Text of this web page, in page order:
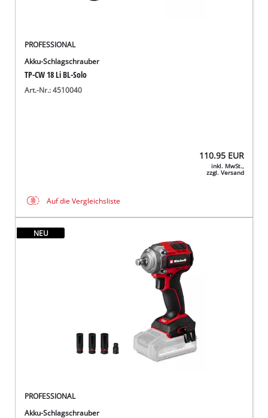
PROFESSIONAL
Akku-Schlagschrauber
TP-CW 18 Li BL-Solo
Art.-Nr.: 4510040
110.95 EUR
inkl. MwSt.,
zzgl. Versand
Auf die Vergleichsliste
NEU
PROFESSIONAL
Akku-Schlagschrauber